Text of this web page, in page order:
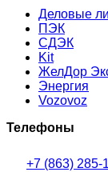
Деловые
ПЭК
СДЭК
Kit
ЖелДор
Энергия
Vozovoz
Телефоны
+7 (863) 285-